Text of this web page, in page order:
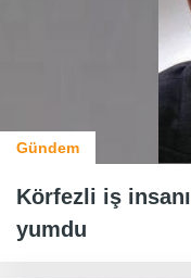
Gündem
Körfezli iş
yumdu